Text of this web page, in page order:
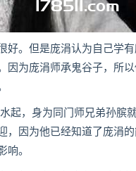
。但是庞涓认为自己学有
为庞涓师承鬼谷子，所
，身为同门师兄弟孙膑
因为他已经知道了庞涓
响。